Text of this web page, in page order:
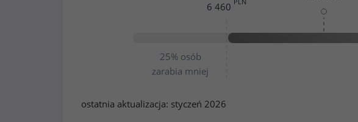
25% osób
zarabia mniej
6 460
ostatnia aktualizacja: styczeń 2026